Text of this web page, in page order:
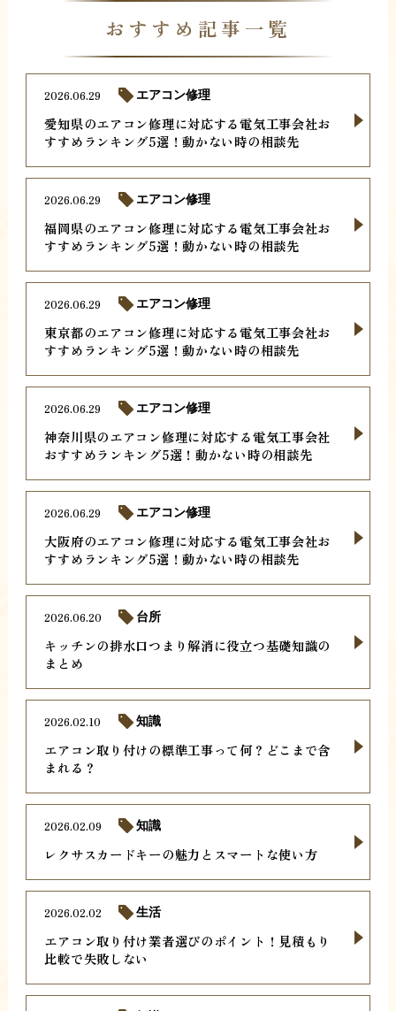
おすすめ記事一覧
愛知県のエアコン修理に対応する電気工事会社お
すすめランキング5選！動かない時の相談先
2026.06.29 エアコン修理
福岡県のエアコン修理に対応する電気工事会社お
すすめランキング5選！動かない時の相談先
2026.06.29 エアコン修理
東京都のエアコン修理に対応する電気工事会社お
すすめランキング5選！動かない時の相談先
2026.06.29 エアコン修理
神奈川県のエアコン修理に対応する電気工事会社
おすすめランキング5選！動かない時の相談先
2026.06.29 エアコン修理
大阪府のエアコン修理に対応する電気工事会社お
すすめランキング5選！動かない時の相談先
2026.06.29 エアコン修理
キッチンの排水口つまり解消に役立つ基礎知識の
まとめ
2026.06.20 台所
エアコン取り付けの標準工事って何？どこまで含
まれる？
2026.02.10 知識
レクサスカードキーの魅力とスマートな使い方
2026.02.09 知識
エアコン取り付け業者選びのポイント！見積もり
比較で失敗しない
2026.02.02 生活